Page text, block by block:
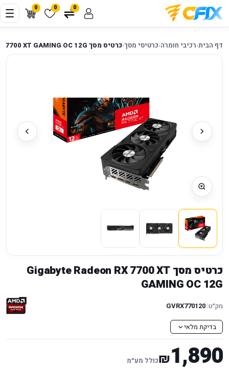
0 0 0
דף הבית‹רכיבי חומרה‹כרטיסי מסך‹כרטיס מסך Gigabyte Radeon RX 7700 XT GAMING OC 12G
כרטיס מסך Gigabyte Radeon RX 7700 XT
GAMING OC 12G
מק״ט: GVRX770120
בדיקת מלאי
1,890
₪כולל מע״מ